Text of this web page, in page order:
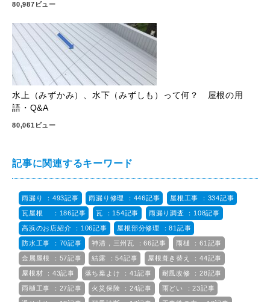
80,987ビュー
水上（みずかみ）、水下（みずしも）って何？ 屋根の用
語・Q&A
80,061ビュー
記事に関連するキーワード
雨漏り ：493記事 雨漏り修理 ：446記事 屋根工事 ：334記事
瓦屋根 ：186記事 瓦 ：154記事 雨漏り調査 ：108記事
高浜のお店紹介 ：106記事 屋根部分修理 ：81記事
防水工事 ：70記事 神清，三州瓦 ：66記事 雨樋 ：61記事
金属屋根 ：57記事 結露 ：54記事 屋根葺き替え ：44記事
屋根材 ：43記事 落ち葉よけ ：41記事 耐風改修 ：28記事
雨樋工事 ：27記事 火災保険 ：24記事 雨どい ：23記事